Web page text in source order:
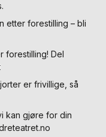
etter forestilling – bli
forestilling! Del
er frivillige, så
kan gjøre for din